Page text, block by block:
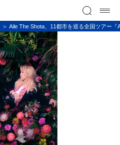
Aile The Shota、11都市を巡る全国ツアー